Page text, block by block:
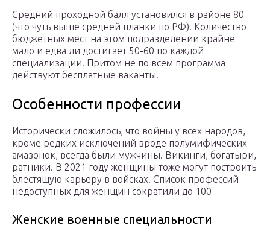
Средний проходной балл установился в районе 80
(что чуть выше средней планки по РФ). Количество
бюджетных мест на этом подразделении крайне
мало и едва ли достигает 50-60 по каждой
специализации. Притом не по всем программа
действуют бесплатные ваканты.
Особенности профессии
Исторически сложилось, что войны у всех народов,
кроме редких исключений вроде полумифических
амазонок, всегда были мужчины. Викинги, богатыри,
ратники. В 2021 году женщины тоже могут построить
блестящую карьеру в войсках. Список профессий
недоступных для женщин сократили до 100
Женские военные специальности